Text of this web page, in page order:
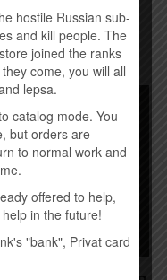
Временно нет
hostile Russian sub-
and kill people. The
joined the ranks
come, you will all
lepsa.
catalog mode. You
but orders are
to normal work and
offered to help,
in the future!
"bank", Privat card